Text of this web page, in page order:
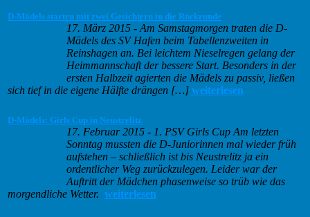
D-Mädels starten mit zwei Gesichtern in die Rückrunde
17. März 2015 - Am Samstagmorgen traten die D-
Mädels des SV Hafen beim Tabellenzweiten in
Reinshagen an. Bei leichtem Nieselregen gelang der
Heimmannschaft der bessere Start. Besonders in der
ersten Halbzeit agierten die Mädels zu passiv, ließen
sich tief in die eigene Hälfte drängen […] weiterlesen
D-Mädels: Girls Cup in Neustrelitz
17. Februar 2015 - 1. PSV Girls Cup Am letzten
Sonntag mussten die D-Juniorinnen mal wieder früh
aufstehen – schließlich ist bis Neustrelitz ja ein
ordentlicher Weg zurückzulegen. Leider war der
Auftritt der Mädchen phasenweise so trüb wie das
morgendliche Wetter. weiterlesen